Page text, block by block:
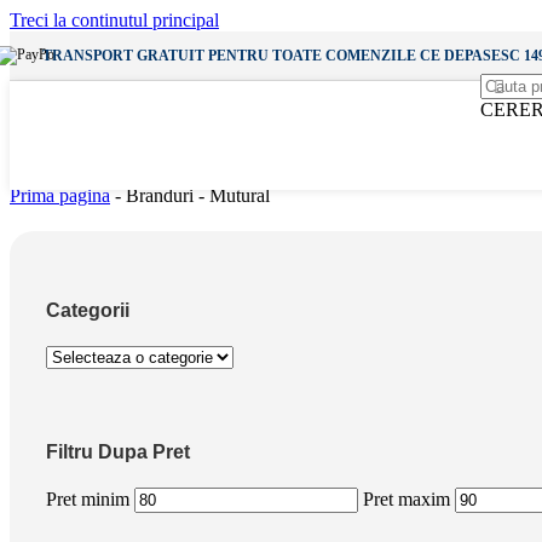
Treci la continutul principal
TRANSPORT GRATUIT PENTRU TOATE COMENZILE CE DEPASESC
Incarcatoare Priza
Incarcatoare Auto
Casti Wireless
Diverse
Accesorii SmartWatch
Prima pagina - Branduri - Mutural
Categorii
Filtru Dupa Pret
Pret minim Pret maxim